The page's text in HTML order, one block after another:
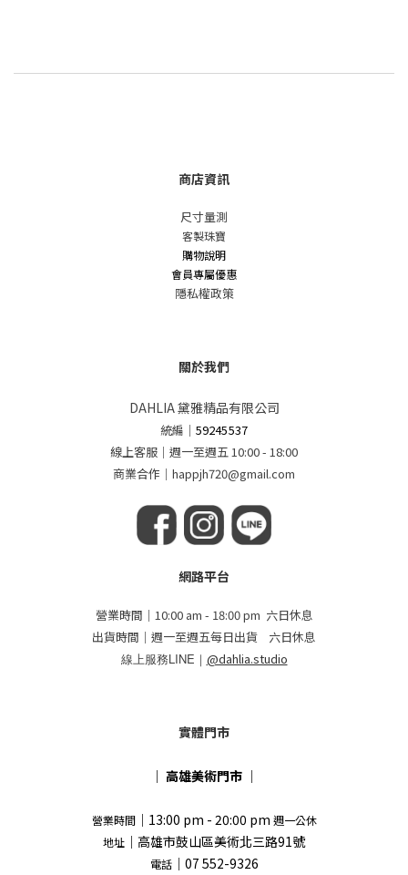
商店資訊
尺寸量測
客製珠寶
購物說明
會員專屬優惠
隱私權政策
關於我們
DAHLIA 黛雅精品有限公司
統編 ｜59245537
線上客服｜週一至週五 10:00 - 18:00
商業合作｜happjh720@gmail.com
網路平台
營業時間｜10:00 am - 18:00 pm 六日休息
出貨時間｜週一至週五每日出貨 六日休息
線上服務LINE｜ @dahlia.studio
實體門市
｜ 高雄美術門市 ｜
營業時間｜13:00 pm - 20:00 pm 週一公休
地址 ｜高雄市鼓山區美術北三路91號
電話｜07 552-9326